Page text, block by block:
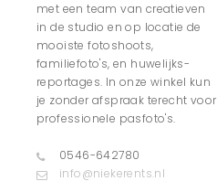
met een team van creatieven
in de studio en op locatie de
mooiste fotoshoots,
familiefoto's, en huwelijks-
reportages. In onze winkel kun
je zonder afspraak terecht voor
professionele pasfoto's.
0546-642780
info@niekerents.nl